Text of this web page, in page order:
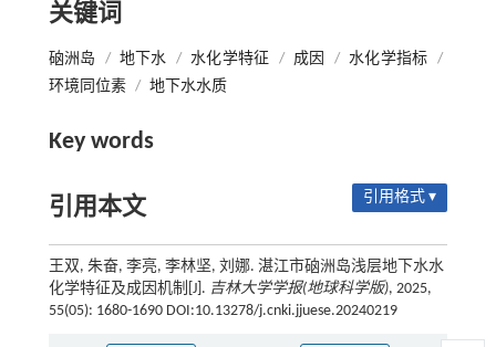
关键词
硇洲岛 / 地下水 / 水化学特征 / 成因 / 水化学指标 /
环境同位素 / 地下水水质
Key words
引用本文 引用格式 ▾
王双, 朱奋, 李亮, 李林坚, 刘娜. 湛江市硇洲岛浅层地下水水
化学特征及成因机制[J]. 吉林大学学报(地球科学版), 2025,
55(05): 1680-1690 DOI:10.13278/j.cnki.jjuese.20240219